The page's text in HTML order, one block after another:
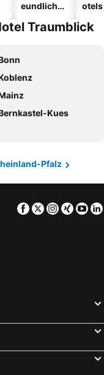
eundliche
otels
Traumblick
Kues
Pfalz
Facebook
TwitterXing